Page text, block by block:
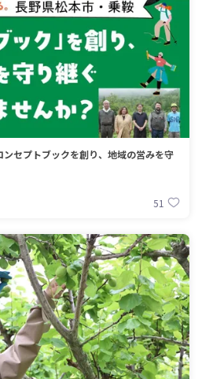
セプトブックを創り、地域の営みを守
51